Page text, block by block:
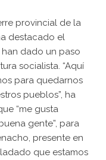
provincial de la
destacado el
dado un paso
socialista. “Aquí
para quedarnos
pueblos”, ha
“me gusta
gente”, para
presente en
que estamos